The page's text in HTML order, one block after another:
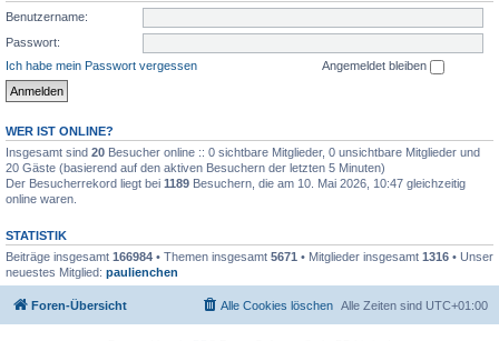
Benutzername:
Passwort:
Ich habe mein Passwort vergessen
Angemeldet bleiben
WER IST ONLINE?
Insgesamt sind 20 Besucher online :: 0 sichtbare Mitglieder, 0 unsichtbare Mitglieder und
20 Gäste (basierend auf den aktiven Besuchern der letzten 5 Minuten)
Der Besucherrekord liegt bei 1189 Besuchern, die am 10. Mai 2026, 10:47 gleichzeitig
online waren.
STATISTIK
Beiträge insgesamt 166984 • Themen insgesamt 5671 • Mitglieder insgesamt 1316 • Unser
neuestes Mitglied: paulienchen
Foren-Übersicht Alle Zeiten sind UTC+01:00
Alle Cookies löschen